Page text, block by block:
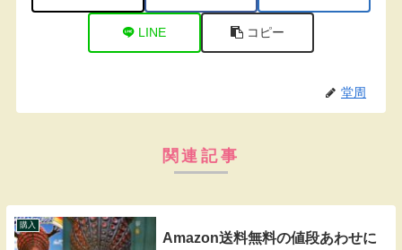
LINE コピー
堂周
関連記事
購入
Amazon送料無料の値段あわせに